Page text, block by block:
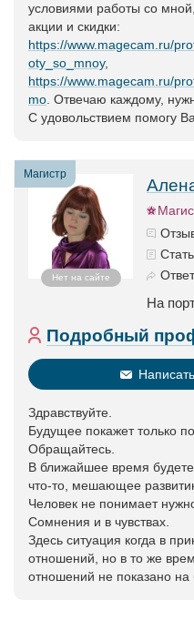
условиями работы со
акции и скидки:
https://www.magecam.ru/
oty_so_mnoy,
https://www.magecam.ru/
mo . Отвечаю каждому,
С удовольствием помогу
Магистр
Нет на сайте
На
Подробный
Здравствуйте.
Будущее покажет только
Обращайтесь.
В ближайшее время будете
что-то, мешающее
Человек не понимает
Сомнения и в чувствах.
Здесь ситуация когда в
отношений, но в то же
отношений не показано